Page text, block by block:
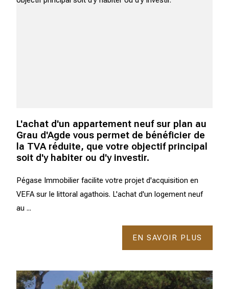
L'achat d'un appartement neuf sur plan au
Grau d'Agde vous permet de bénéficier de
la TVA réduite, que votre objectif principal
soit d'y habiter ou d'y investir.
Pégase Immobilier facilite votre projet d'acquisition en
VEFA sur le littoral agathois. L'achat d'un logement neuf
au ...
EN SAVOIR PLUS